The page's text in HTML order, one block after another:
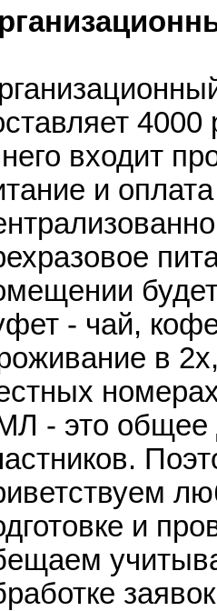
4000
входит
и оплата
- чай,
в
- это общее
и